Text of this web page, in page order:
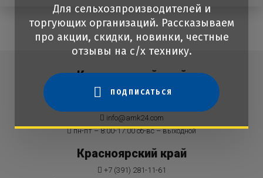
Для сельхозпроизводителей и
торгующих организаций. Рассказываем
про акции, скидки, новинки, честные
отзывы на с/х технику.
ПОДПИСАТЬСЯ
Красноярский край
+7 (391) 281-11-61
info@amk24.com
пн-пт – 8:00-17:00 сб-вс – выходной
Красноярский край
+7 (391) 281-11-61